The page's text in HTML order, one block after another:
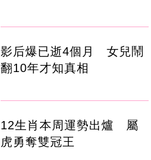
影后爆已逝4個月 女兒鬧
翻10年才知真相
12生肖本周運勢出爐 屬
虎勇奪雙冠王